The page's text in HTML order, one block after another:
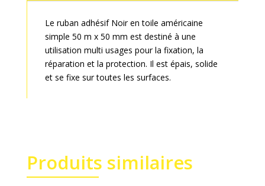
Le ruban adhésif Noir en toile américaine
simple 50 m x 50 mm est destiné à une
utilisation multi usages pour la fixation, la
réparation et la protection. Il est épais, solide
et se fixe sur toutes les surfaces.
Produits similaires